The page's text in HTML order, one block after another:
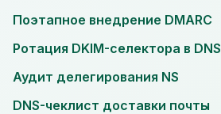
Поэтапное внедрение DMARC
Ротация DKIM-селектора в DNS
Аудит делегирования NS
DNS-чеклист доставки почты